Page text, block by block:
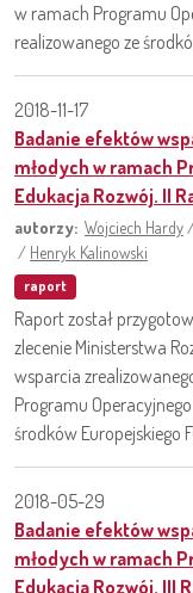
w ramach Programu
realizowanego ze
2018-11-17
Badanie efektów
młodych w ramach
Edukacja Rozwój. II
autorzy: Wojciech Hardy
/ Henryk Kalinowski
raport
Raport został
zlecenie Ministerstwa
wsparcia
Programu
środków Europejskiego
2018-05-29
Badanie efektów
młodych w ramach
Edukacja Rozwój. III